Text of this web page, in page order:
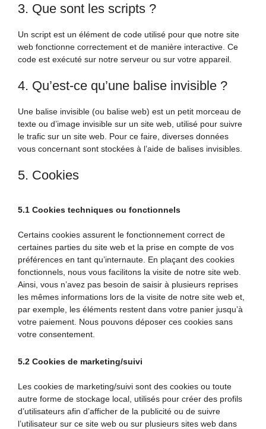
3. Que sont les scripts ?
Un script est un élément de code utilisé pour que notre site
web fonctionne correctement et de manière interactive. Ce
code est exécuté sur notre serveur ou sur votre appareil.
4. Qu’est-ce qu’une balise invisible ?
Une balise invisible (ou balise web) est un petit morceau de
texte ou d’image invisible sur un site web, utilisé pour suivre
le trafic sur un site web. Pour ce faire, diverses données
vous concernant sont stockées à l’aide de balises invisibles.
5. Cookies
5.1 Cookies techniques ou fonctionnels
Certains cookies assurent le fonctionnement correct de
certaines parties du site web et la prise en compte de vos
préférences en tant qu’internaute. En plaçant des cookies
fonctionnels, nous vous facilitons la visite de notre site web.
Ainsi, vous n’avez pas besoin de saisir à plusieurs reprises
les mêmes informations lors de la visite de notre site web et,
par exemple, les éléments restent dans votre panier jusqu’à
votre paiement. Nous pouvons déposer ces cookies sans
votre consentement.
5.2 Cookies de marketing/suivi
Les cookies de marketing/suivi sont des cookies ou toute
autre forme de stockage local, utilisés pour créer des profils
d’utilisateurs afin d’afficher de la publicité ou de suivre
l’utilisateur sur ce site web ou sur plusieurs sites web dans